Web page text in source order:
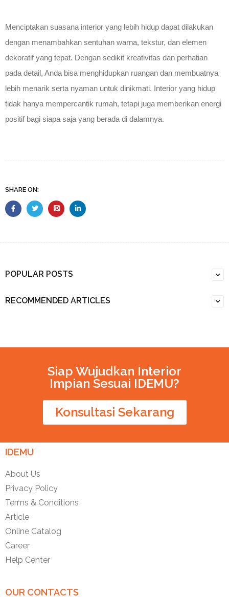
Menciptakan suasana interior yang lebih hidup dapat dilakukan
dengan menambahkan sentuhan warna, tekstur, dan elemen
dekoratif yang tepat. Dengan sedikit kreativitas dan perhatian
pada detail, Anda bisa menghidupkan ruangan dan membuatnya
lebih menarik serta nyaman untuk dinikmati. Interior yang hidup
tidak hanya mempercantik rumah, tetapi juga memberikan energi
positif bagi siapa saja yang berada di dalamnya.
SHARE ON:
POPULAR POSTS
RECOMMENDED ARTICLES
Siap Wujudkan Interior
Impian Sesuai IDEMU?
Konsultasi Sekarang
IDEMU
About Us
Privacy Policy
Terms & Conditions
Article
Online Catalog
Career
Help Center
OUR CONTACTS